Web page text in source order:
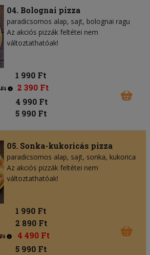
04. Bolognai pizza
paradicsomos alap sajt bolognai ragu
Az akciós pizzák feltétei nem
változtathatóak!
1 990 Ft
Ft 2 390 Ft
4 990 Ft
5 990 Ft
05. Sonka-kukoricás pizza
paradicsomos alap sajt sonka kukorica
Az akciós pizzák feltétei nem
változtathatóak!
1 990 Ft
2 890 Ft
4 490 Ft
5 990 Ft